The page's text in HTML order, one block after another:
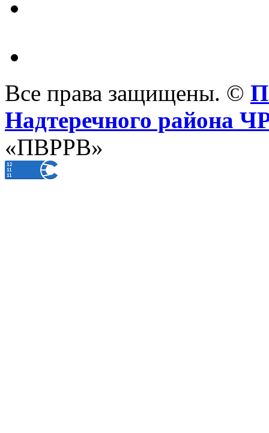
Все права защищены. ©
Надтеречного района
«ПВРРВ»